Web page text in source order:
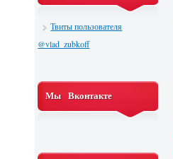
Твиты пользователя
@vlad_zubkoff
Мы Вконтакте